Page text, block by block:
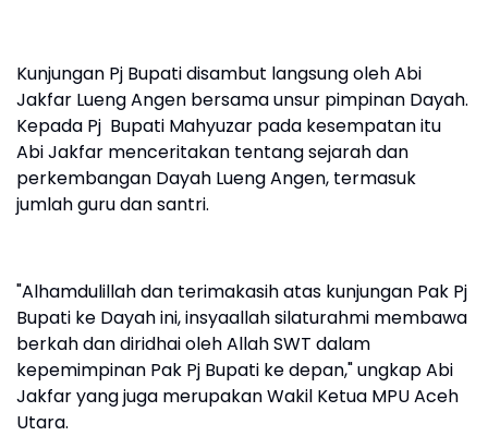
Kunjungan Pj Bupati disambut langsung oleh Abi
Jakfar Lueng Angen bersama unsur pimpinan Dayah.
Kepada Pj Bupati Mahyuzar pada kesempatan itu
Abi Jakfar menceritakan tentang sejarah dan
perkembangan Dayah Lueng Angen, termasuk
jumlah guru dan santri.
"Alhamdulillah dan terimakasih atas kunjungan Pak Pj
Bupati ke Dayah ini, insyaallah silaturahmi membawa
berkah dan diridhai oleh Allah SWT dalam
kepemimpinan Pak Pj Bupati ke depan," ungkap Abi
Jakfar yang juga merupakan Wakil Ketua MPU Aceh
Utara.